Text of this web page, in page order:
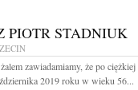
PIOTR STADNIUK
zawiadamiamy, że po ciężkiej
2019 roku w wieku 56...